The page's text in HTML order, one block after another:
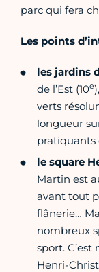
parc qui fera
Les points
les jardins
de l’Est (10e
verts
longueur
pratiquants
le square
Martin est
avant tout
flânerie…
nombreux
sport.
Henri-